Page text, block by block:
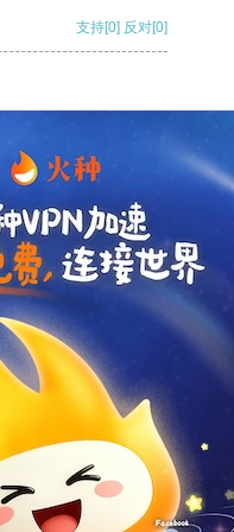
支持[0] 反对[0]
支持 [0] 反对[0]
支持[0] 反对
支持[0] 反对[0]